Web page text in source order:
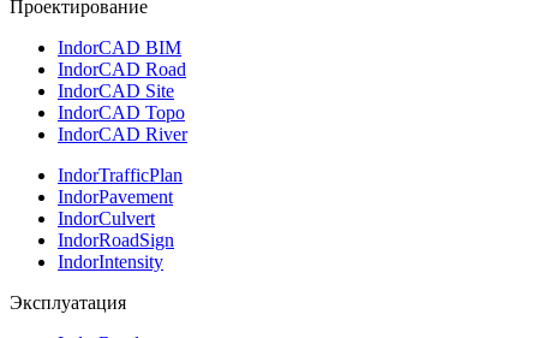
Проектирование
IndorCAD BIM
IndorCAD Road
IndorCAD Site
IndorCAD Topo
IndorCAD River
IndorTrafficPlan
IndorPavement
IndorCulvert
IndorRoadSign
IndorIntensity
Эксплуатация